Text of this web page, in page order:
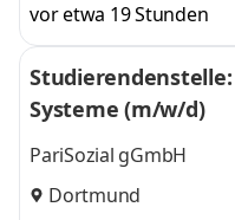
vor etwa 19 Stunden
Systeme (m/w/d)
PariSozial gGmbH
Dortmund